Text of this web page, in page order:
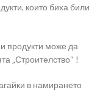
които биха били
продукти може да
„Строителство“ !
в намирането